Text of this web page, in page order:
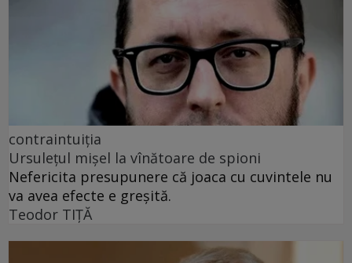
contraintuiția
Ursulețul mișel la vînătoare de spioni
Nefericita presupunere că joaca cu cuvintele nu
va avea efecte e greșită.
Teodor TIŢĂ